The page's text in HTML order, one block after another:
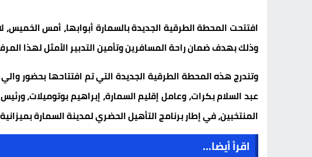
افتتحت المحطة الطرقية الجديدة بالسمارة أبوابها، أمس الخميس،
وذلك بهدف ضمان راحة المسافرين وتأمين التدبير الأمثل لهذا
وتندرج هذه المحطة الطرقية الجديدة التي تم افتتاحها بحضور
عبد السلام بكرات، وعامل إقليم السمارة، إبراهيم بوتوميلات،
المنتخبين، في إطار برنامج التأهيل الحضري لمدينة السمارة بميزانية تقدر بـ 12.2
اقرأ أيضا...